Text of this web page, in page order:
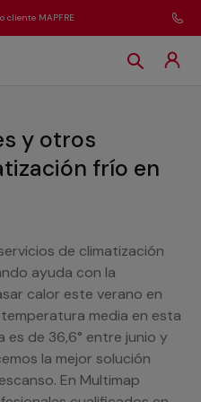
cliente MAPFRE
y otros
frío en
de climatización
ayuda con la
calor este verano en
temperatura media en esta
de 36,6° entre junio y
la mejor solución
En Multimap